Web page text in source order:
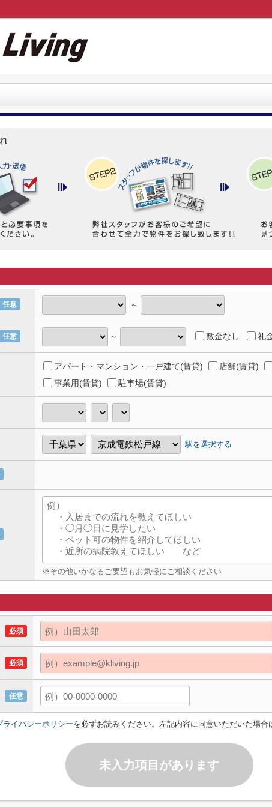
任意 ～
任意 ～ 敷金なし 礼
アパート・マンション・一戸建て(賃貸) 店舗(賃貸)
事業用(賃貸)
駐車場(賃貸)
駅を選択する
※その他いかなるご要望もお気軽にご相談ください
必須
必須
任意
ライバシーポリシーを必ずお読みください。左記内容に同意いただいた場合
未入力項目があります